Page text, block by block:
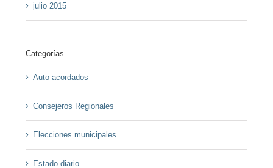
julio 2015
Categorías
Auto acordados
Consejeros Regionales
Elecciones municipales
Estado diario